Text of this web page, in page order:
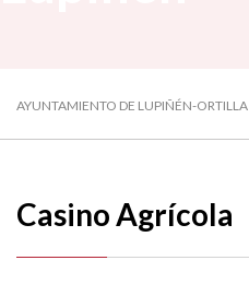
AYUNTAMIENTO DE LUPIÑÉN-ORTILLA
Casino Agrícola